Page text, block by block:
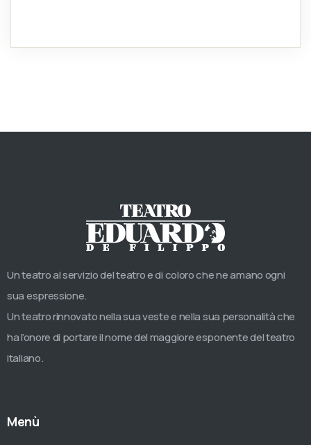
Un teatro al servizio del teatro e di coloro che ne amano ogni
sua espressione.
Un teatro rinnovato nella sua veste e nella sua personalità che
ha l’onore di portare il nome del maggiore esponente del teatro
italiano.
Menù